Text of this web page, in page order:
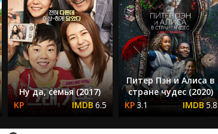
Ну да, семья (2017)
6.5
Питер Пэн и Алиса в
стране чудес (2020)
3.1
5.8